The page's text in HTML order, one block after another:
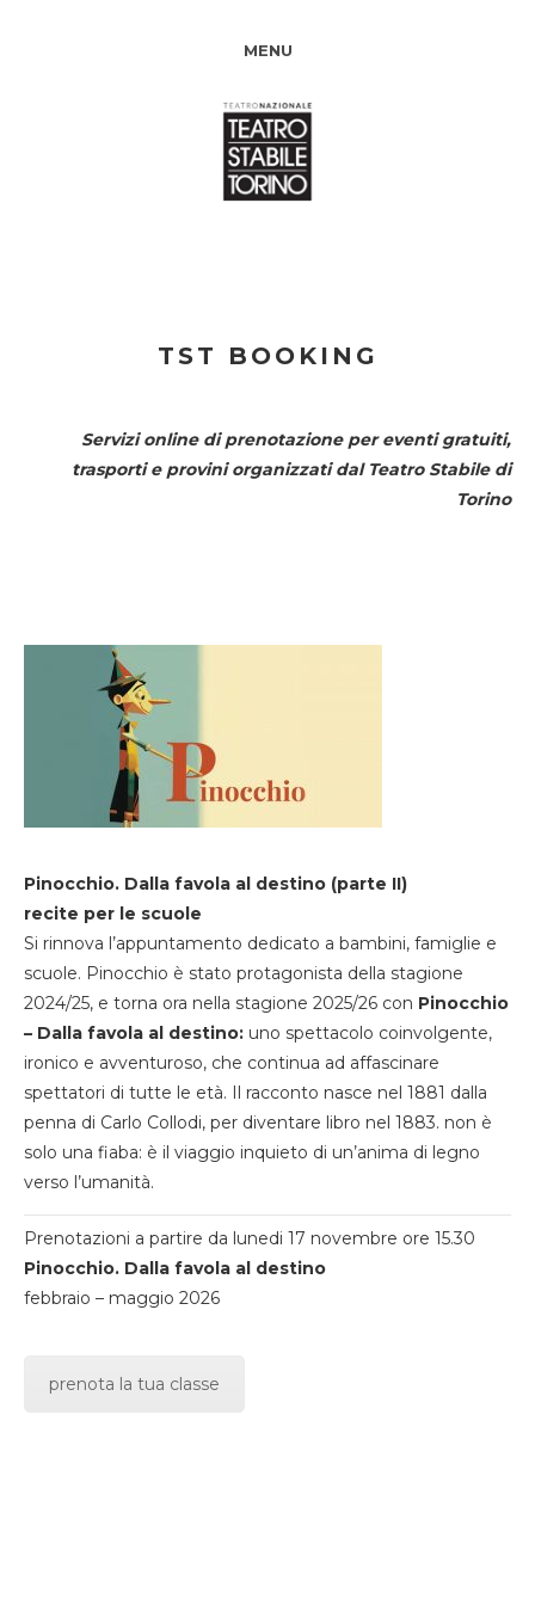
MENU
TST BOOKING
Servizi online di prenotazione per eventi gratuiti,
trasporti e provini organizzati dal Teatro Stabile di
Torino
Pinocchio. Dalla favola al destino (parte II)
recite per le scuole
Si rinnova l’appuntamento dedicato a bambini, famiglie e
scuole. Pinocchio è stato protagonista della stagione
2024/25, e torna ora nella stagione 2025/26 con Pinocchio
– Dalla favola al destino: uno spettacolo coinvolgente,
ironico e avventuroso, che continua ad affascinare
spettatori di tutte le età. Il racconto nasce nel 1881 dalla
penna di Carlo Collodi, per diventare libro nel 1883. non è
solo una fiaba: è il viaggio inquieto di un’anima di legno
verso l’umanità.
Prenotazioni a partire da lunedi 17 novembre ore 15.30
Pinocchio. Dalla favola al destino
febbraio – maggio 2026
prenota la tua classe